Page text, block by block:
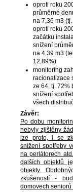
oproti roku
průměrné
na 7,36 m3
oproti roku
začátku
snížení
na 4,39 m3
12,89%)
monitoring
racionalizace
ze 64, tj. 72%
snížení
všech
Závěr:
Po dobu
nebyly zjištěny
lze proto, i se
snížení spotřeby
na perlátorech
dalších objektů
objekty.
zkušeností -
domovech seniorů